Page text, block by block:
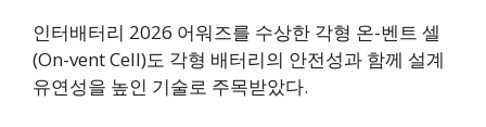
인터배터리 2026 어워즈를 수상한 각형 온-벤트 셀
(On-vent Cell)도 각형 배터리의 안전성과 함께 설계
유연성을 높인 기술로 주목받았다.